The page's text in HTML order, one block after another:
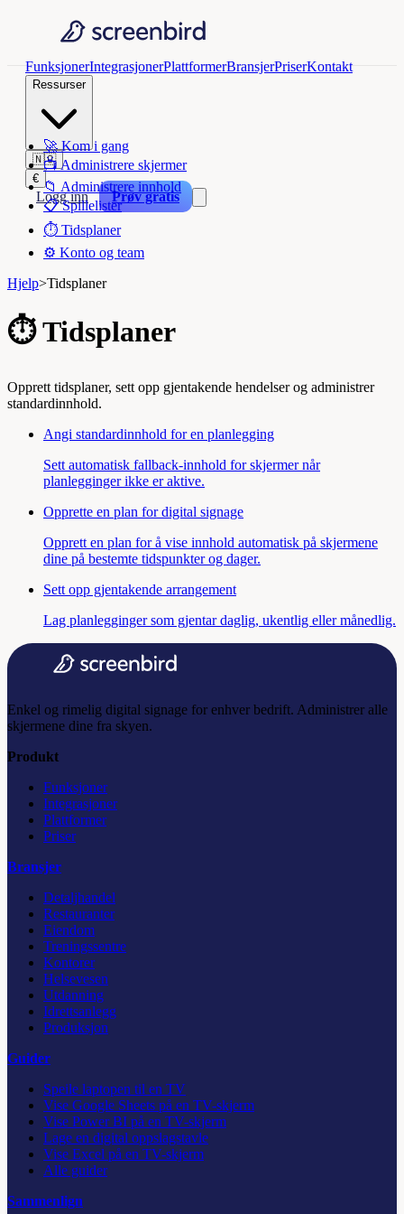
FunksjonerIntegrasjonerPlattformerBransjerPriserKontakt
Ressurser
🇳🇴
€
Logg inn Prøv gratis
🚀 Kom i gang
📺Administrere skjermer
📁 Administrere innhold
📋 Spillelister
⏱️ Tidsplaner
⚙️ Konto og team
Hjelp>Tidsplaner
⏱️Tidsplaner
Opprett tidsplaner, sett opp gjentakende hendelser og administrer
standardinnhold.
Angi standardinnhold for en planlegging
Sett automatisk fallback-innhold for skjermer når
planlegginger ikke er aktive.
Opprette en plan for digital signage
Opprett en plan for å vise innhold automatisk på skjermene
dine på bestemte tidspunkter og dager.
Sett opp gjentakende arrangement
Lag planlegginger som gjentar daglig, ukentlig eller månedlig.
Enkel og rimelig digital signage for enhver bedrift. Administrer alle
skjermene dine fra skyen.
Produkt
Funksjoner
Integrasjoner
Plattformer
Priser
Bransjer
Detaljhandel
Restauranter
Eiendom
Treningssentre
Kontorer
Helsevesen
Utdanning
Idrettsanlegg
Produksjon
Guider
Speile laptopen til en TV
Vise Google Sheets på en TV-skjerm
Vise Power BI på en TV-skjerm
Lage en digital oppslagstavle
Vise Excel på en TV-skjerm
Alle guider
Sammenlign